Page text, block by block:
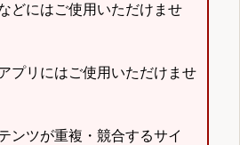
どにはご使用いただけませ
プリにはご使用いただけませ
ンツが重複・競合するサイ